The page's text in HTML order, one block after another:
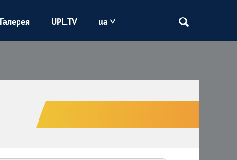
Кривбас
Галерея UPL.TV ua